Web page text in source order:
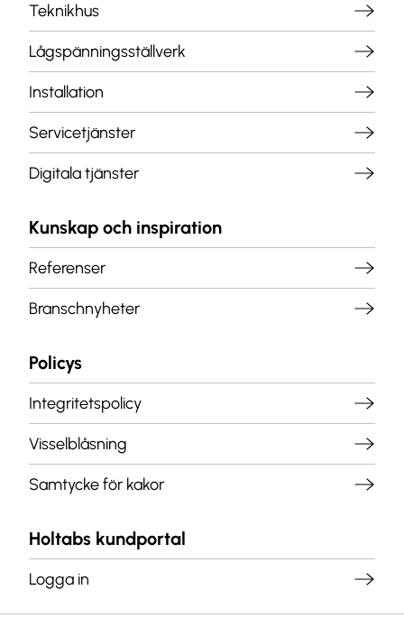
Teknikhus
Lågspänningsställverk
Installation
Servicetjänster
Digitala tjänster
Kunskap och inspiration
Referenser
Branschnyheter
Policys
Integritetspolicy
Visselblåsning
Samtycke för kakor
Holtabs kundportal
Logga in